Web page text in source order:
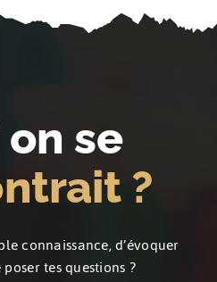
on se
?
connaissance, d’évoquer
tes questions ?